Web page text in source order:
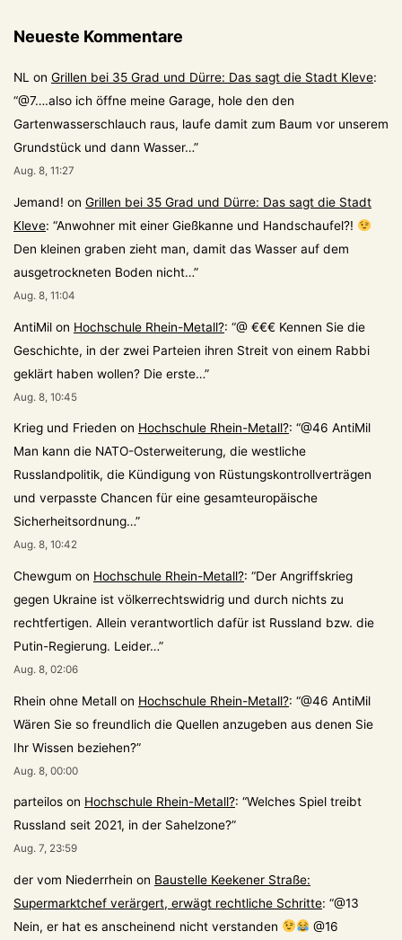
Neueste Kommentare
NL on Grillen bei 35 Grad und Dürre: Das sagt die Stadt Kleve:
“@7….also ich öffne meine Garage, hole den den
Gartenwasserschlauch raus, laufe damit zum Baum vor unserem
Grundstück und dann Wasser…”
Aug. 8, 11:27
Jemand! on Grillen bei 35 Grad und Dürre: Das sagt die Stadt
Kleve: “Anwohner mit einer Gießkanne und Handschaufel?!
Den kleinen graben zieht man, damit das Wasser auf dem
ausgetrockneten Boden nicht…”
Aug. 8, 11:04
AntiMil on Hochschule Rhein-Metall?: “@ €€€ Kennen Sie die
Geschichte, in der zwei Parteien ihren Streit von einem Rabbi
geklärt haben wollen? Die erste…”
Aug. 8, 10:45
Krieg und Frieden on Hochschule Rhein-Metall?: “@46 AntiMil
Man kann die NATO-Osterweiterung, die westliche
Russlandpolitik, die Kündigung von Rüstungskontrollverträgen
und verpasste Chancen für eine gesamteuropäische
Sicherheitsordnung…”
Aug. 8, 10:42
Chewgum on Hochschule Rhein-Metall?: “Der Angriffskrieg
gegen Ukraine ist völkerrechtswidrig und durch nichts zu
rechtfertigen. Allein verantwortlich dafür ist Russland bzw. die
Putin-Regierung. Leider…”
Aug. 8, 02:06
Rhein ohne Metall on Hochschule Rhein-Metall?: “@46 AntiMil
Wären Sie so freundlich die Quellen anzugeben aus denen Sie
Ihr Wissen beziehen?”
Aug. 8, 00:00
parteilos on Hochschule Rhein-Metall?: “Welches Spiel treibt
Russland seit 2021, in der Sahelzone?”
Aug. 7, 23:59
der vom Niederrhein on Baustelle Keekener Straße:
Supermarktchef verärgert, erwägt rechtliche Schritte: “@13
Nein, er hat es anscheinend nicht verstanden
@16